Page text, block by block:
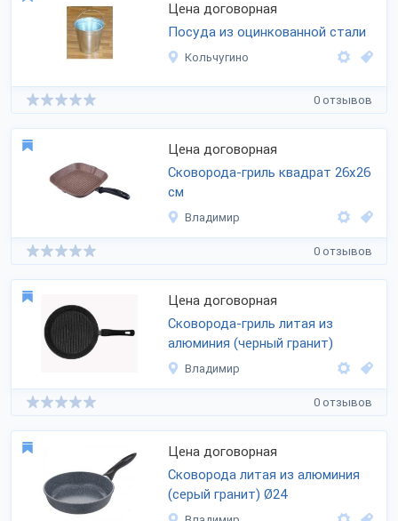
Цена договорная
Посуда из оцинкованной стали
Кольчугино
0 отзывов
Цена договорная
Сковорода-гриль квадрат 26х26
см
Владимир
0 отзывов
Цена договорная
Сковорода-гриль литая из
алюминия (черный гранит)
Владимир
0 отзывов
Цена договорная
Сковорода литая из алюминия
(серый гранит) Ø24